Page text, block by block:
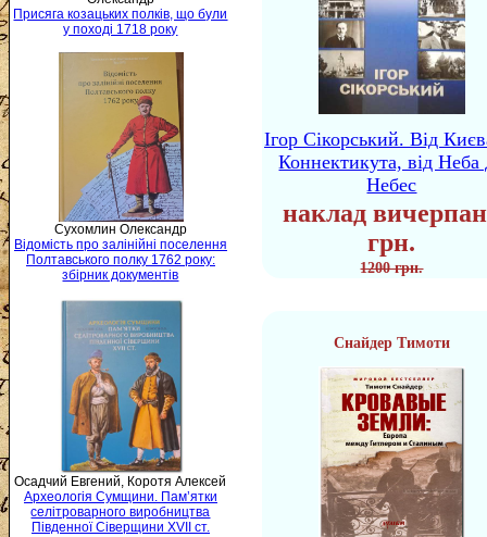
Присяга козацьких полків, що були
у поході 1718 року
Сухомлин Олександр
Відомість про залінійні поселення
Полтавського полку 1762 року:
збірник документів
Осадчий Евгений, Коротя Алексей
Археологія Сумщини. Пам’ятки
селітроварного виробництва
Південної Сіверщини XVII ст.
Ігор Сікорський. Від
Коннектикута, від Неба
Небес
наклад
грн.
1200 грн.
Снайдер Тимоти